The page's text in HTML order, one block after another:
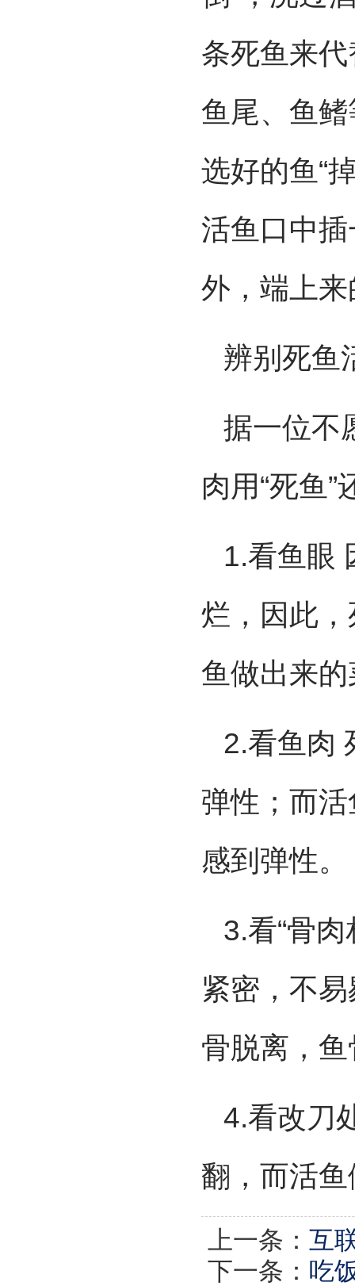
条死鱼来
鱼尾、鱼
选好的鱼“
活鱼口中
外，端上
辨别死鱼
据一位不
肉用“死鱼
1.看鱼眼
烂，因此
鱼做出来
2.看鱼肉
弹性；而
感到弹性。
3.看“骨
紧密，不
骨脱离，
4.看改刀
翻，而活
上一条： 互
下一条： 吃